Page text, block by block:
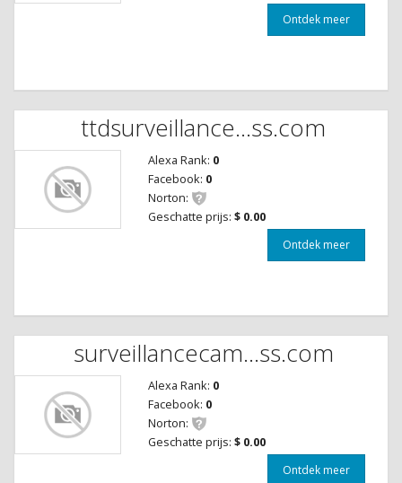
Ontdek meer
ttdsurveillance...ss.com
Alexa Rank: 0
Facebook: 0
Norton:
Geschatte prijs: $ 0.00
Ontdek meer
surveillancecam...ss.com
Alexa Rank: 0
Facebook: 0
Norton:
Geschatte prijs: $ 0.00
Ontdek meer